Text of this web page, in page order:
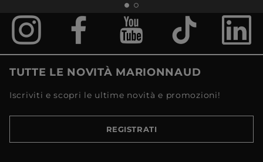
TUTTE LE NOVITÀ MARIONNAUD
Iscriviti e scopri le ultime novità e promozioni!
REGISTRATI